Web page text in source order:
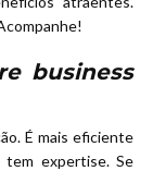
business
É mais eficiente
tem expertise. Se